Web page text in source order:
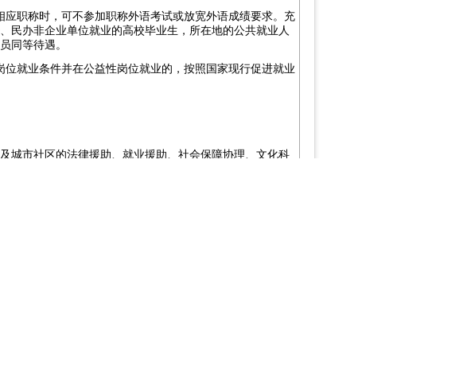
职称时，可不参加职称外语考试或放宽外语成绩要求。充
民办非企业单位就业的高校毕业生，所在地的公共就业人
同等待遇。
就业条件并在公益性岗位就业的，按照国家现行促进就业
城市社区的法律援助、就业援助、社会保障协理、文化科